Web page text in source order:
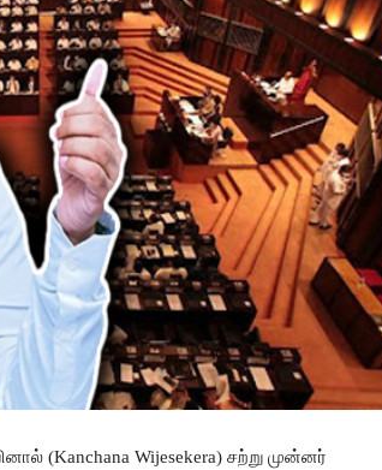
(Kanchana Wijesekera) சற்று முன்னர்